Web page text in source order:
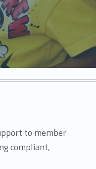
to member
compliant,